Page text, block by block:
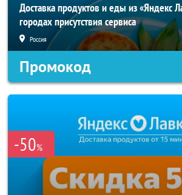
Доставка продуктов и еды из «Яндекс
городах присутствия сервиса
Россия
Промокод
-50%